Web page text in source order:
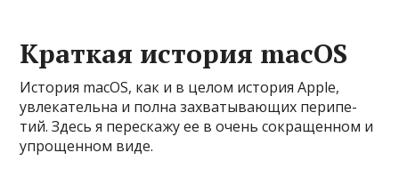
Краткая история macOS
Ис­тория macOS, как и в целом исто­рия Apple,
увле­катель­на и пол­на зах­ватыва­ющих перипе­
тий. Здесь я перес­кажу ее в очень сок­ращен­ном и
упро­щен­ном виде.